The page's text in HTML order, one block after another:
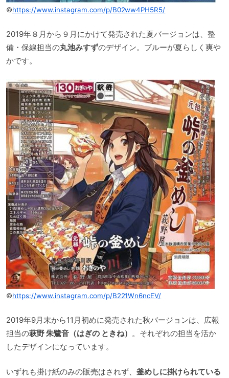
©https://www.instagram.com/p/B02ww4PH5R5/
2019年８月から９月にかけて発売された夏バージョンは、整
備・保線担当の丸池みすずのデザイン。ブルーが夏らしく爽や
かです。
©https://www.instagram.com/p/B221Wn6ncEV/
2019年9月末から11月初めに発売された秋バージョンは、広報
担当の萩野 朱鷺音（はぎの ときね） 。それぞれの担当を活か
したデザインになっています。
いずれも掛け紙のみの販売はされず、 釜めしに掛けられている